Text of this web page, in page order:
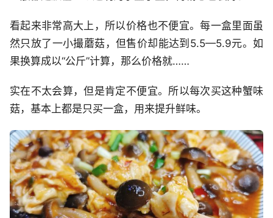
看起来非常高大上，所以价格也不便宜。每一盒里面虽
然只放了一小撮蘑菇，但售价却能达到5.5—5.9元。如
果换算成以“公斤”计算，那么价格就……
实在不太会算，但是肯定不便宜。所以每次买这种蟹味
菇，基本上都是只买一盒，用来提升鲜味。